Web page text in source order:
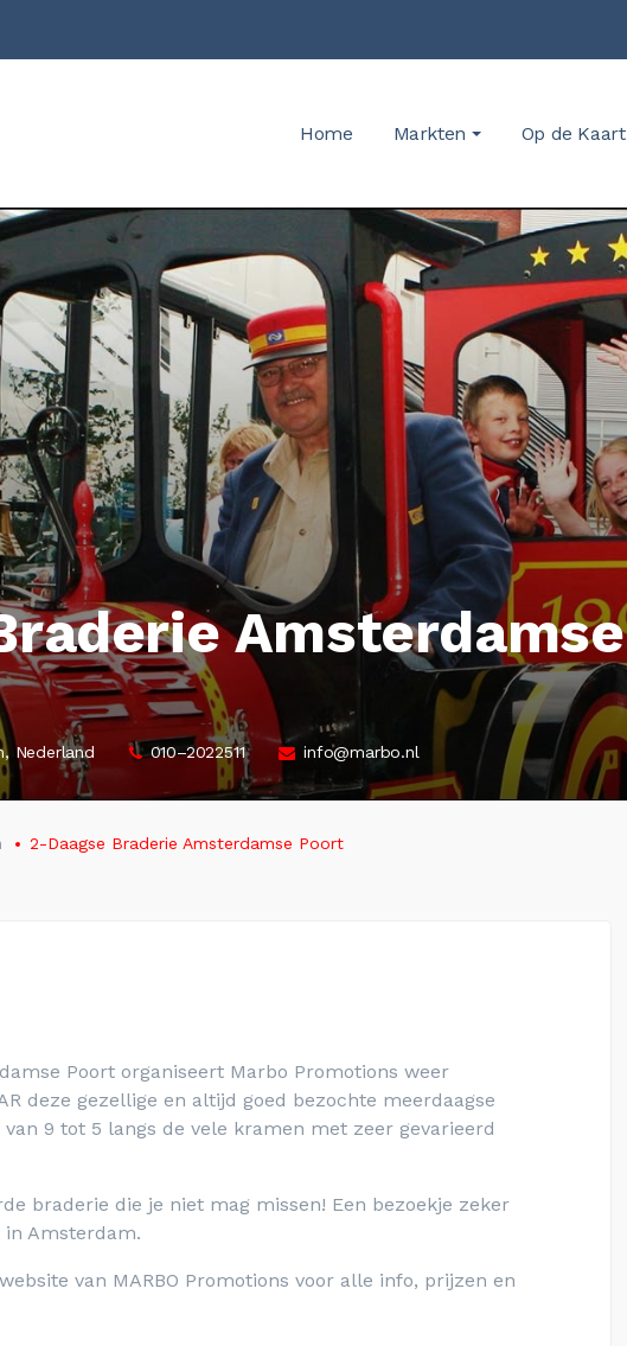
Home Markten Op de Kaart
Amsterdamse
Nederland 010–2022511 info@marbo.nl
2-Daagse Braderie Amsterdamse Poort
Poort organiseert Marbo Promotions weer
deze gezellige en altijd goed bezochte meerdaagse
9 tot 5 langs de vele kramen met zeer gevarieerd
braderie die je niet mag missen! Een bezoekje zeker
in Amsterdam.
van MARBO Promotions voor alle info, prijzen en